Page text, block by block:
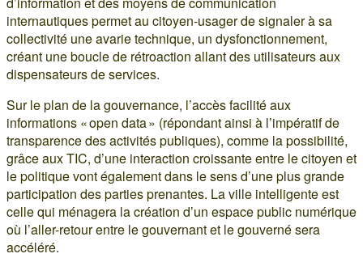
internautiques permet au citoyen-usager de signaler à sa
collectivité une avarie technique, un dysfonctionnement,
créant une boucle de rétroaction allant des utilisateurs aux
dispensateurs de services.
Sur le plan de la gouvernance, l’accès facilité aux
informations « open data » (répondant ainsi à l’impératif de
transparence des activités publiques), comme la possibilité,
grâce aux TIC, d’une interaction croissante entre le citoyen et
le politique vont également dans le sens d’une plus grande
participation des parties prenantes. La ville intelligente est
celle qui ménagera la création d’un espace public numérique
où l’aller-retour entre le gouvernant et le gouverné sera
accéléré.